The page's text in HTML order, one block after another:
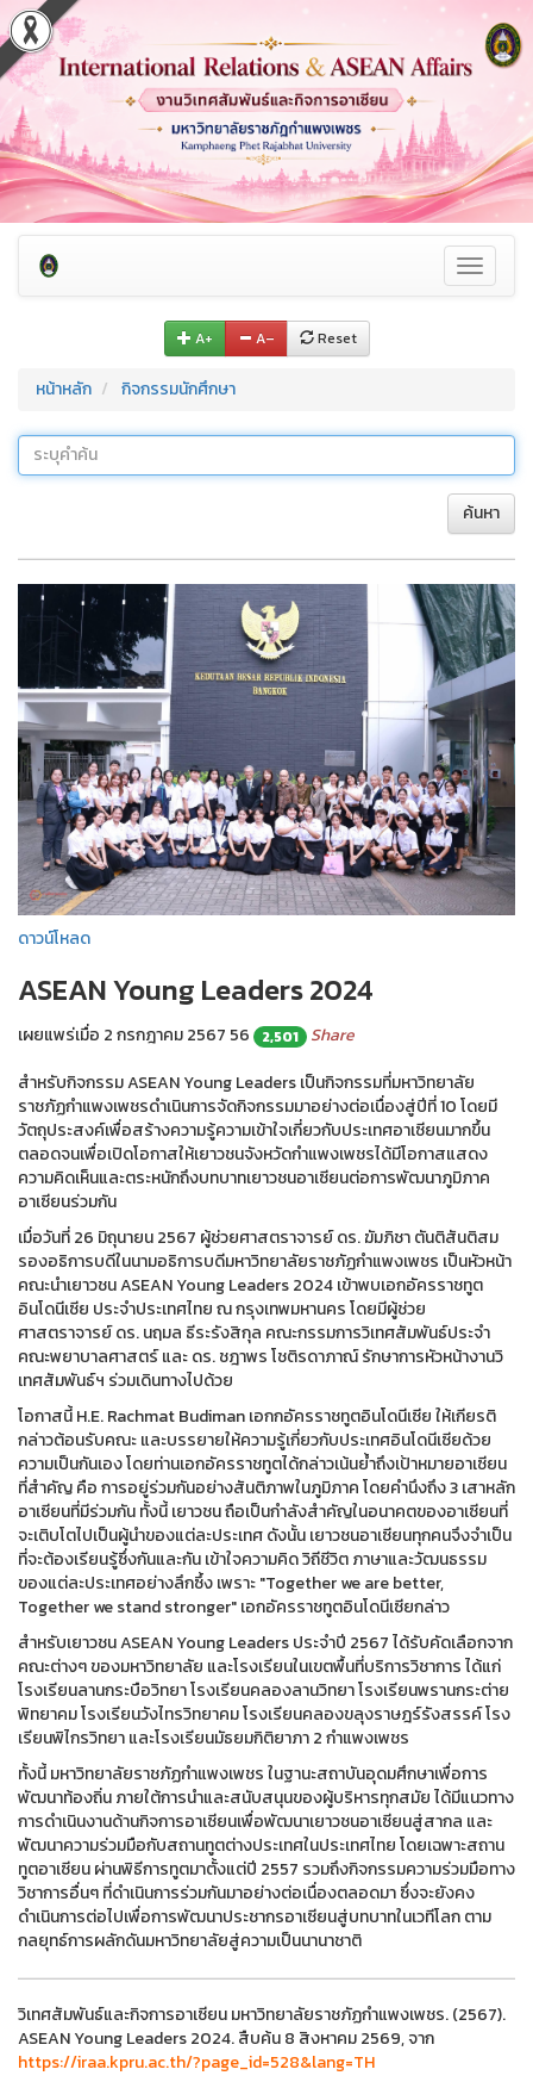
Toggle
A+ A– Reset
หน้าหลัก กิจกรรมนักศึกษา
ค้นหา
ดาวน์โหลด
ASEAN Young Leaders 2024
เผยแพร่เมื่อ 2 กรกฎาคม 2567 56 2,501
Share
สำหรับกิจกรรม ASEAN Young Leaders เป็นกิจกรรมที่มหาวิทยาลัย
ราชภัฏกำแพงเพชรดำเนินการจัดกิจกรรมมาอย่างต่อเนื่องสู่ปีที่ 10 โดยมี
วัตถุประสงค์เพื่อสร้างความรู้ความเข้าใจเกี่ยวกับประเทศอาเซียนมากขึ้น
ตลอดจนเพื่อเปิดโอกาสให้เยาวชนจังหวัดกำแพงเพชรได้มีโอกาสแสดง
ความคิดเห็นและตระหนักถึงบทบาทเยาวชนอาเซียนต่อการพัฒนาภูมิภาค
อาเซียนร่วมกัน
เมื่อวันที่ 26 มิถุนายน 2567 ผู้ช่วยศาสตราจารย์ ดร. ฆัมภิชา ตันติสันติสม
รองอธิการบดีในนามอธิการบดีมหาวิทยาลัยราชภัฏกำแพงเพชร เป็นหัวหน้า
คณะนำเยาวชน ASEAN Young Leaders 2024 เข้าพบเอกอัครราชทูต
อินโดนีเซีย ประจำประเทศไทย ณ กรุงเทพมหานคร โดยมีผู้ช่วย
ศาสตราจารย์ ดร. นฤมล ธีระรังสิกุล คณะกรรมการวิเทศสัมพันธ์ประจำ
คณะพยาบาลศาสตร์ และ ดร. ชฎาพร โชติรดาภาณ์ รักษาการหัวหน้างานวิ
เทศสัมพันธ์ฯ ร่วมเดินทางไปด้วย
โอกาสนี้ H.E. Rachmat Budiman เอกกอัครราชทูตอินโดนีเซีย ให้เกียรติ
กล่าวต้อนรับคณะ และบรรยายให้ความรู้เกี่ยวกับประเทศอินโดนีเซียด้วย
ความเป็นกันเอง โดยท่านเอกอัครราชทูตได้กล่าวเน้นย้ำถึงเป้าหมายอาเซียน
ที่สำคัญ คือ การอยู่ร่วมกันอย่างสันติภาพในภูมิภาค โดยคำนึงถึง 3 เสาหลัก
อาเซียนที่มีร่วมกัน ทั้งนี้ เยาวชน ถือเป็นกำลังสำคัญในอนาคตของอาเซียนที่
จะเติบโตไปเป็นผู้นำของแต่ละประเทศ ดังนั้น เยาวชนอาเซียนทุกคนจึงจำเป็น
ที่จะต้องเรียนรู้ซึ่งกันและกัน เข้าใจความคิด วิถีชีวิต ภาษาและวัฒนธรรม
ของแต่ละประเทศอย่างลึกซึ้ง เพราะ "Together we are better,
Together we stand stronger" เอกอัครราชทูตอินโดนีเซียกล่าว
สำหรับเยาวชน ASEAN Young Leaders ประจำปี 2567 ได้รับคัดเลือกจาก
คณะต่างๆ ของมหาวิทยาลัย และโรงเรียนในเขตพื้นที่บริการวิชาการ ได้แก่
โรงเรียนลานกระบือวิทยา โรงเรียนคลองลานวิทยา โรงเรียนพรานกระต่าย
พิทยาคม โรงเรียนวังไทรวิทยาคม โรงเรียนคลองขลุงราษฎร์รังสรรค์ โรง
เรียนพิไกรวิทยา และโรงเรียนมัธยมกิติยาภา 2 กำแพงเพชร
ทั้งนี้ มหาวิทยาลัยราชภัฏกำแพงเพชร ในฐานะสถาบันอุดมศึกษาเพื่อการ
พัฒนาท้องถิ่น ภายใต้การนำและสนับสนุนของผู้บริหารทุกสมัย ได้มีแนวทาง
การดำเนินงานด้านกิจการอาเซียนเพื่อพัฒนาเยาวชนอาเซียนสู่สากล และ
พัฒนาความร่วมมือกับสถานทูตต่างประเทศในประเทศไทย โดยเฉพาะสถาน
ทูตอาเซียน ผ่านพิธีการทูตมาตั้งแต่ปี 2557 รวมถึงกิจกรรมความร่วมมือทาง
วิชาการอื่นๆ ที่ดำเนินการร่วมกันมาอย่างต่อเนื่องตลอดมา ซึ่งจะยังคง
ดำเนินการต่อไปเพื่อการพัฒนาประชากรอาเซียนสู่บทบาทในเวทีโลก ตาม
กลยุทธ์การผลักดันมหาวิทยาลัยสู่ความเป็นนานาชาติ
วิเทศสัมพันธ์และกิจการอาเซียน มหาวิทยาลัยราชภัฏกำแพงเพชร. (2567).
ASEAN Young Leaders 2024. สืบค้น 8 สิงหาคม 2569, จาก
https://iraa.kpru.ac.th/?page_id=528&lang=TH